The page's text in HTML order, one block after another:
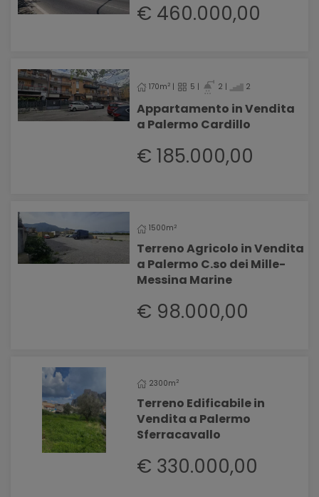
€ 460.000,00
170m2 | 5 | 2 | 2
Appartamento in Vendita
a Palermo Cardillo
€ 185.000,00
1500m2
Terreno Agricolo in Vendita
a Palermo C.so dei Mille-
Messina Marine
€ 98.000,00
2300m2
Terreno Edificabile in
Vendita a Palermo
Sferracavallo
€ 330.000,00